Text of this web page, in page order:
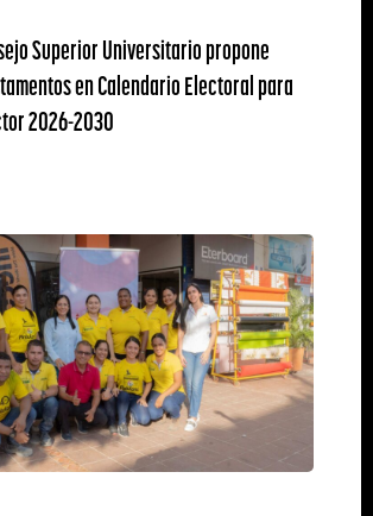
Superior Universitario propone
en Calendario Electoral para
2026-2030